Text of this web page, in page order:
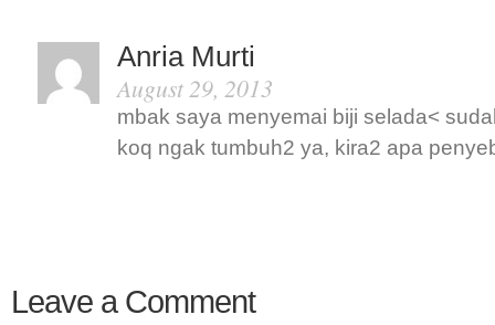
Anria Murti
August 29, 2013
mbak saya menyemai biji selada<
koq ngak tumbuh2 ya, kira2 apa
Leave a Comment